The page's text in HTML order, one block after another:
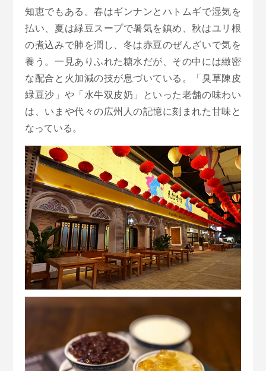
知恵でもある。春はギンナンとハトムギで湿気を
払い、夏は緑豆スープで暑気を鎮め、秋はユリ根
の煮込みで肺を潤し、冬は赤豆のぜんざいで気を
養う。一見ありふれた糖水だが、その中には緻密
な配合と火加減の技が息づいている。「臭草陳皮
緑豆沙」や「水牛双皮奶」といった老舗の味わい
は、いまや代々の広州人の記憶に刻まれた甘味と
なっている。